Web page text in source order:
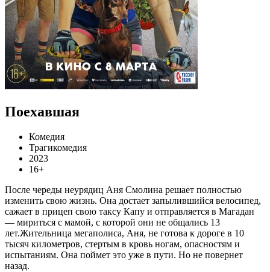
Поехавшая
Комедия
Трагикомедия
2023
16+
После череды неурядиц Аня Смолина решает полностью
изменить свою жизнь. Она достает запылившийся велосипед,
сажает в прицеп свою таксу Капу и отправляется в Магадан
— мириться с мамой, с которой они не общались 13
лет.Жительница мегаполиса, Аня, не готова к дороге в 10
тысяч километров, стертым в кровь ногам, опасностям и
испытаниям. Она поймет это уже в пути. Но не повернет
назад.